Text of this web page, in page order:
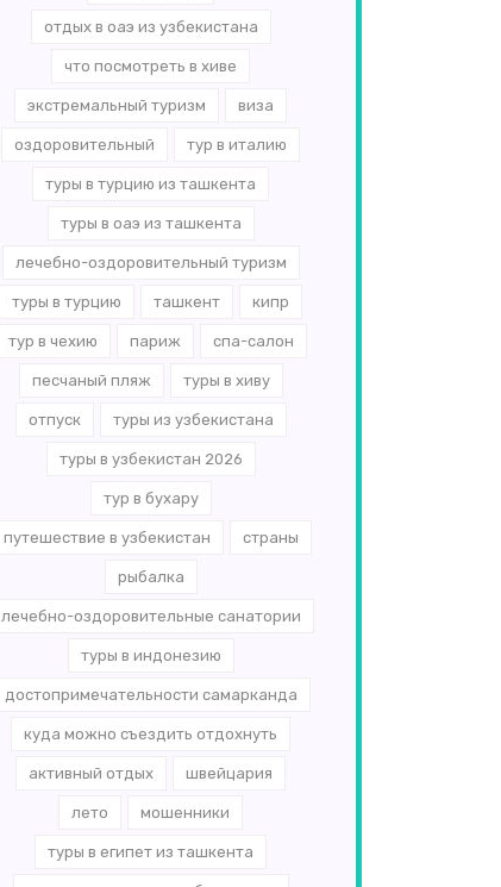
отдых в оаэ из узбекистана
что посмотреть в хиве
экстремальный туризм виза
оздоровительный тур в италию
туры в турцию из ташкента
туры в оаэ из ташкента
лечебно-оздоровительный туризм
туры в турцию ташкент кипр
тур в чехию париж спа-салон
песчаный пляж туры в хиву
отпуск туры из узбекистана
туры в узбекистан 2026
тур в бухару
путешествие в узбекистан страны
рыбалка
лечебно-оздоровительные санатории
туры в индонезию
достопримечательности самарканда
куда можно съездить отдохнуть
активный отдых швейцария
лето мошенники
туры в египет из ташкента